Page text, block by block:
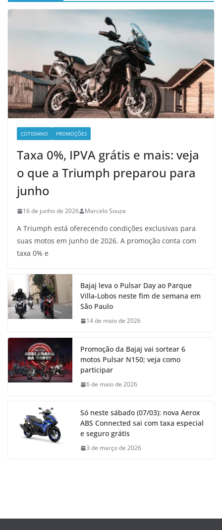
COTIDIANO PROMOÇÕES
Taxa 0%, IPVA grátis e mais: veja
o que a Triumph preparou para
junho
16 de junho de 2026 Marcelo Souza
A Triumph está oferecendo condições exclusivas para
suas motos em junho de 2026. A promoção conta com
taxa 0% e
Bajaj leva o Pulsar Day ao Parque
Villa-Lobos neste fim de semana em
São Paulo
14 de maio de 2026
Promoção da Bajaj vai sortear 6
motos Pulsar N150; veja como
participar
6 de maio de 2026
Só neste sábado (07/03): nova Aerox
ABS Connected sai com taxa especial
e seguro grátis
3 de março de 2026